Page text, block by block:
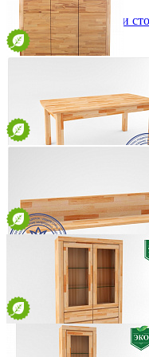
Стулья
Стулья барные и
Сундуки
Табуреты
Шкаф 1-но
Шкаф 2-х
Шкаф 3-х
Шкаф 4-х
Шкаф
Стол
28 634 ₽
31 816 ₽
В корзину
-10%
Шкаф трехдверный
от 97 738 ₽
160х197х55 см
Быстро
Стол прямоугольный
от 36 652 ₽
177/267х75х90 см
В корзину Быстро
Полка настенная
от 5 816 ₽
111х20х20 см
В корзину Быстро